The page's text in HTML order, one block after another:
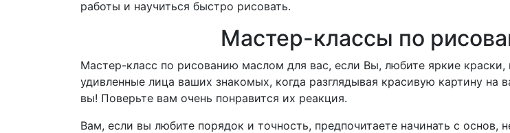
работы и научиться быстро рисовать.
Мастер-классы по
Мастер-класс по рисованию маслом для вас, если Вы, любите яркие
удивленные лица ваших знакомых, когда разглядывая красивую картину
вы! Поверьте вам очень понравится их реакция.
Вам, если вы любите порядок и точность, предпочитаете начинать с основ,